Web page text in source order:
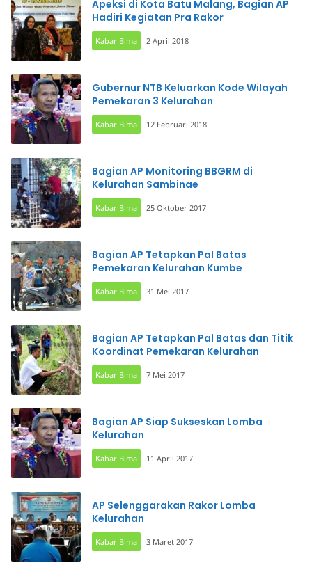
Apeksi di Kota Batu Malang, Bagian AP
Hadiri Kegiatan Pra Rakor
Kabar Bima 2 April 2018
Gubernur NTB Keluarkan Kode Wilayah
Pemekaran 3 Kelurahan
Kabar Bima 12 Februari 2018
Bagian AP Monitoring BBGRM di
Kelurahan Sambinae
Kabar Bima 25 Oktober 2017
Bagian AP Tetapkan Pal Batas
Pemekaran Kelurahan Kumbe
Kabar Bima 31 Mei 2017
Bagian AP Tetapkan Pal Batas dan Titik
Koordinat Pemekaran Kelurahan
Kabar Bima 7 Mei 2017
Bagian AP Siap Sukseskan Lomba
Kelurahan
Kabar Bima 11 April 2017
AP Selenggarakan Rakor Lomba
Kelurahan
Kabar Bima 3 Maret 2017